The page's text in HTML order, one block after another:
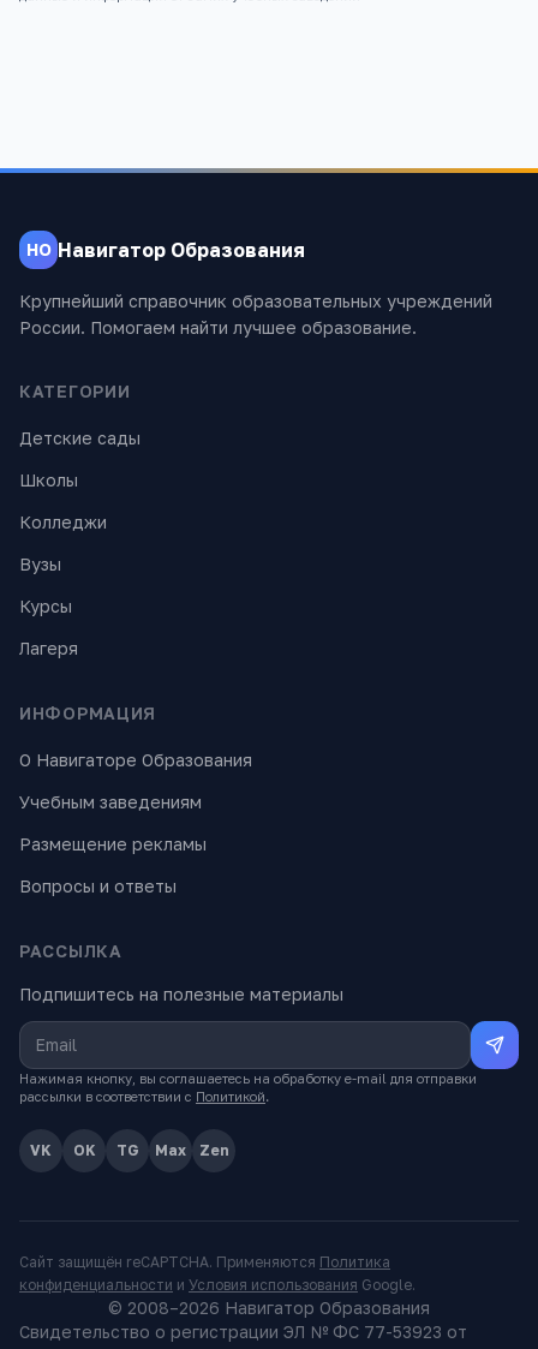
НО Навигатор Образования
Крупнейший справочник образовательных учреждений
России. Помогаем найти лучшее образование.
КАТЕГОРИИ
Детские сады
Школы
Колледжи
Вузы
Курсы
Лагеря
ИНФОРМАЦИЯ
О Навигаторе Образования
Учебным заведениям
Размещение рекламы
Вопросы и ответы
РАССЫЛКА
Подпишитесь на полезные материалы
Нажимая кнопку, вы соглашаетесь на обработку e-mail для отправки
рассылки в соответствии с Политикой.
VK OK TG Max Zen
Сайт защищён reCAPTCHA. Применяются Политика
конфиденциальности и Условия использования Google.
© 2008–2026 Навигатор Образования
Свидетельство о регистрации ЭЛ № ФС 77-53923 от